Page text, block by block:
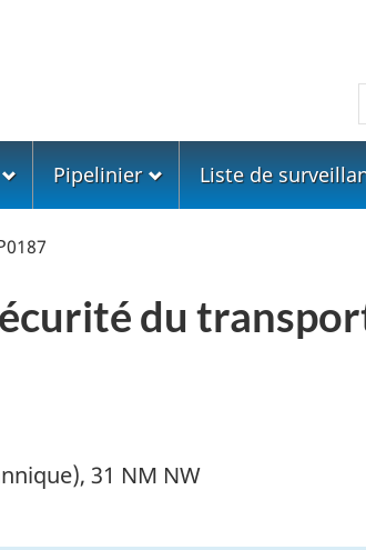
Pipelinier Liste de
du
31 NM NW